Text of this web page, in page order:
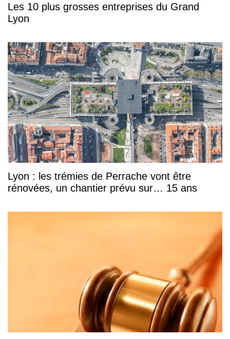
Les 10 plus grosses entreprises du Grand
Lyon
Lyon : les trémies de Perrache vont être
rénovées, un chantier prévu sur… 15 ans